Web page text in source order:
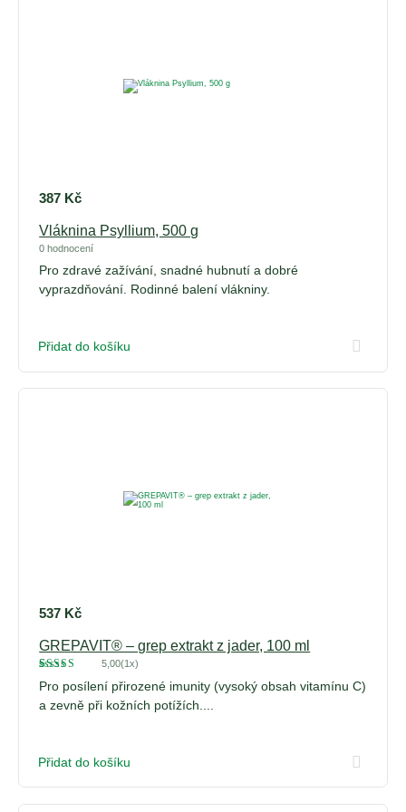
387 Kč
Vláknina Psyllium, 500 g
0 hodnocení
Pro zdravé zažívání, snadné hubnutí a dobré
vyprazdňování. Rodinné balení vlákniny.
Přidat do košíku
537 Kč
GREPAVIT® – grep extrakt z jader, 100 ml
Hodnoceno
5z 5 na
základě
1
hodnocení
5,00(1x)
Pro posílení přirozené imunity (vysoký obsah vitamínu C)
a zevně při kožních potížích....
Přidat do košíku